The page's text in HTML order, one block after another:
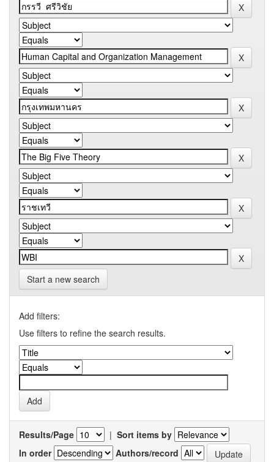
Start a new search
Add filters:
Use filters to refine the search results.
Results/Page | Sort items by
In order
Authors/record